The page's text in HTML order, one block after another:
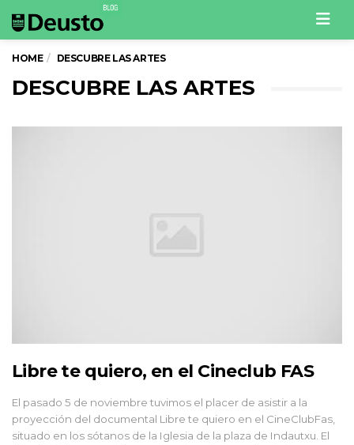
HOME DESCUBRE LAS ARTES
DESCUBRE LAS ARTES
Libre te quiero, en el Cineclub FAS
El pasado 5 de noviembre tuvimos el placer de asistir a la
proyección del documental Libre te quiero en el CineClubFas,
situado en los sótanos de la Iglesia de la plaza de Indautxu. El